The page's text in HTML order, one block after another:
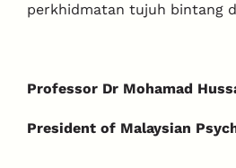
perkhidmatan tujuh bintang
Professor Dr Mohamad
President of Malaysian